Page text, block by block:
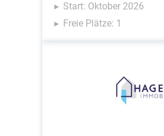
Start: Oktober 2026
Freie Plätze: 1